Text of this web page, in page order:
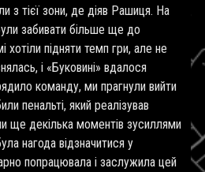
з тієї зони, де діяв Рашиця. На
забивати більше ще до
підняти темп гри, але не
і «Буковині» вдалося
команду, ми прагнули вийти
пенальті, який реалізував
ще декілька моментів зусиллями
нагода відзначитися у
попрацювала і заслужила цей